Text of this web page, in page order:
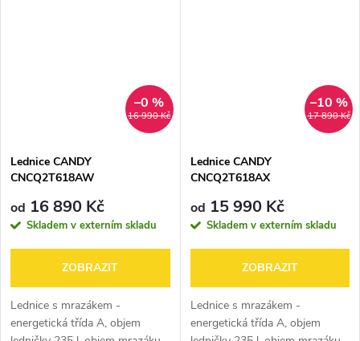
16 990 Kč
–0 %
Lednice CANDY
CNCQ2T618AW
od 16 890 Kč
Skladem v externím skladu
ZOBRAZIT
Lednice s mrazákem -
energetická třída A, objem
17 890 Kč
–10 %
Lednice CANDY
CNCQ2T618AX
od 15 990 Kč
Skladem v externím skladu
ZOBRAZIT
Lednice s mrazákem -
energetická třída A, objem